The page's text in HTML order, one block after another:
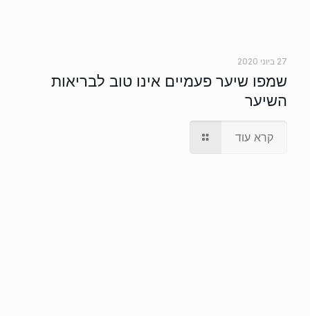
27 ביוני 2020
שמפו שיער פעמיים אינו טוב לבריאות
השיער
קרא עוד